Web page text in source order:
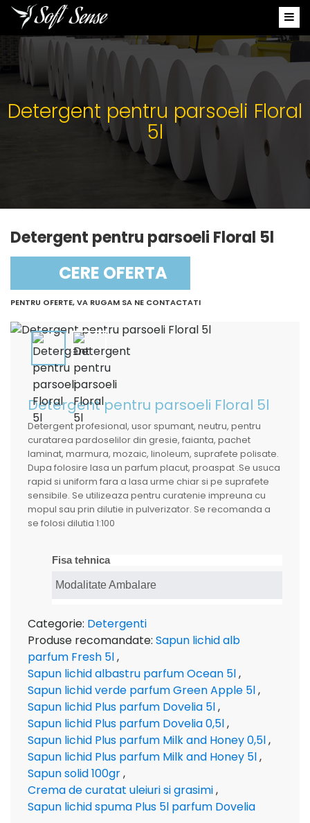
Detergent pentru parsoeli Floral
5l
Detergent pentru parsoeli Floral 5l
CERE OFERTA
PENTRU OFERTE, VA RUGAM SA NE CONTACTATI
Detergent pentru parsoeli Floral 5l
Detergent profesional, usor spumant, neutru, pentru
curatarea pardoselilor din gresie, faianta, pachet
laminat, marmura, mozaic, linoleum, suprafete polisate.
Dupa folosire lasa un parfum placut, proaspat .Se usuca
rapid si uniform fara a lasa urme chiar si pe suprafete
sensibile. Se utilizeaza pentru curatenie impreuna cu
mopul sau prin dilutie in pulverizator. Se recomanda a
se folosi dilutia 1:100
Fisa tehnica
Modalitate Ambalare
Categorie: Detergenti
Produse recomandate: Sapun lichid alb
parfum Fresh 5l,
Sapun lichid albastru parfum Ocean 5l,
Sapun lichid verde parfum Green Apple 5l,
Sapun lichid Plus parfum Dovelia 5l,
Sapun lichid Plus parfum Dovelia 0,5l,
Sapun lichid Plus parfum Milk and Honey 0,5l,
Sapun lichid Plus parfum Milk and Honey 5l,
Sapun solid 100gr,
Crema de curatat uleiuri si grasimi,
Sapun lichid spuma Plus 5l parfum Dovelia